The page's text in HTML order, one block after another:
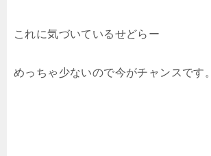
これに気づいているせどらー
めっちゃ少ないので今がチャンスです。